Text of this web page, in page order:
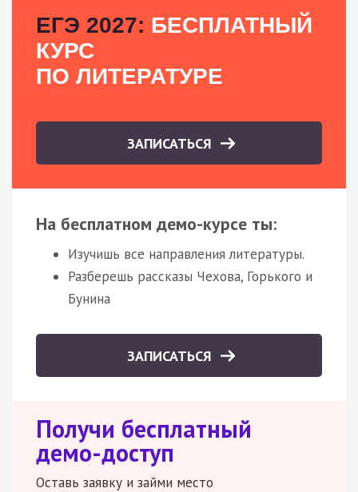
ЕГЭ 2027: БЕСПЛАТНЫЙ
КУРС
ПО ЛИТЕРАТУРЕ
ЗАПИСАТЬСЯ
На бесплатном демо-курсе ты:
Изучишь все направления литературы.
Разберешь рассказы Чехова, Горького и
Бунина
ЗАПИСАТЬСЯ
Получи бесплатный
демо-доступ
Оставь заявку и займи место